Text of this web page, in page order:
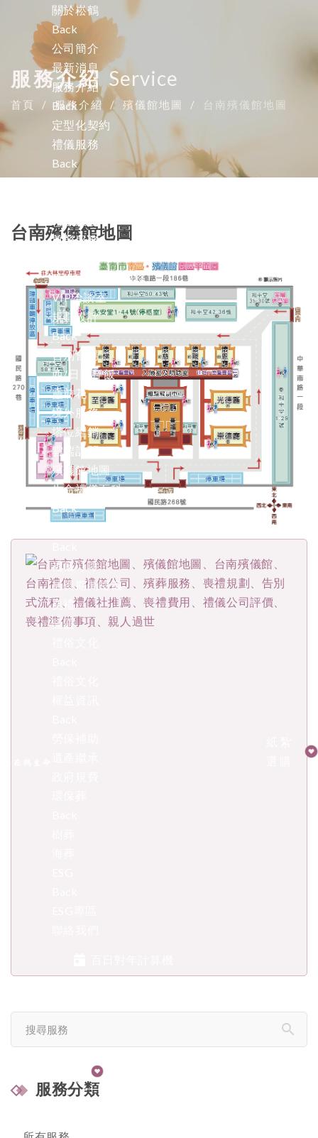
關於崧鶴
Back
公司簡介
最新消息
服務介紹
Back
定型化契約
禮儀服務
Back
中式禮儀
禮儀服務
尊榮服務
頂級賓士接送服務
VIP洽談室
規劃設計
Back
告別會場
西/日式拜飯
靈前花
境外服務
塔位經銷
雲端訃聞
殯儀館地圖
生命禮儀百科
Back
禮儀叮嚀
禮儀叮嚀
居喪期間禮儀
奠禮
豎靈
服務介紹 Service
首頁 服務介紹 殯儀館地圖 台南殯儀館地圖
服務分類
台南殯儀館地圖